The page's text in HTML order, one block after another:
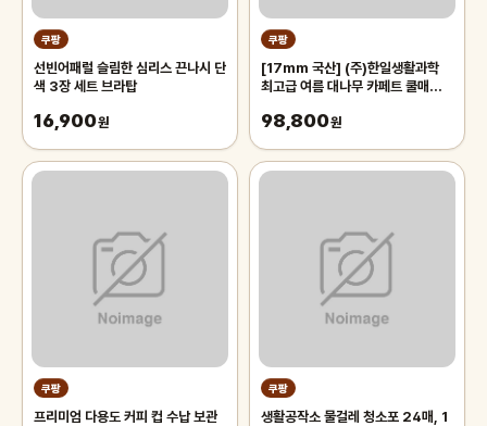
쿠팡
선빈어패럴 슬림한 심리스 끈나시 단
색 3장 세트 브라탑
16,900원
쿠팡
[17mm 국산] (주)한일생활과학
최고급 여름 대나무 카페트 쿨매트
침대 장판 자리_두꺼운 폭신한 튼튼
98,800원
쿠팡
프리미엄 다용도 커피 컵 수납 보관
쿠팡
생활공작소 물걸레 청소포 24매, 1